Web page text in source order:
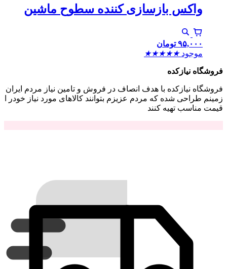
واکس بازسازی کننده سطوح ماشین
۹۵,۰۰۰ تومان
موجود ★
★
★
★
★
فروشگاه نیازکده
فروشگاه نیازکده با هدف انصاف در فروش و تامین نیاز مردم ایران
زمینم طراحی شده که مردم عزیزم بتوانند کالاهای مورد نیاز خودر ا
قیمت مناسب تهیه کنند